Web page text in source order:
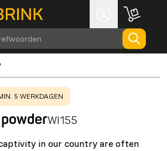
5 WERKDAGEN
WI155
in our country are often